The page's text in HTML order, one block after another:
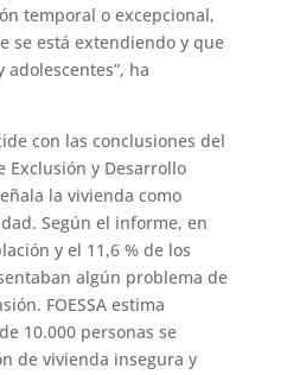
temporal o excepcional,
se está extendiendo y que
ha
con las conclusiones del
Exclusión y Desarrollo
la vivienda como
Según el informe, en
y el 11,6 % de los
algún problema de
FOESSA estima
10.000 personas se
de vivienda insegura y